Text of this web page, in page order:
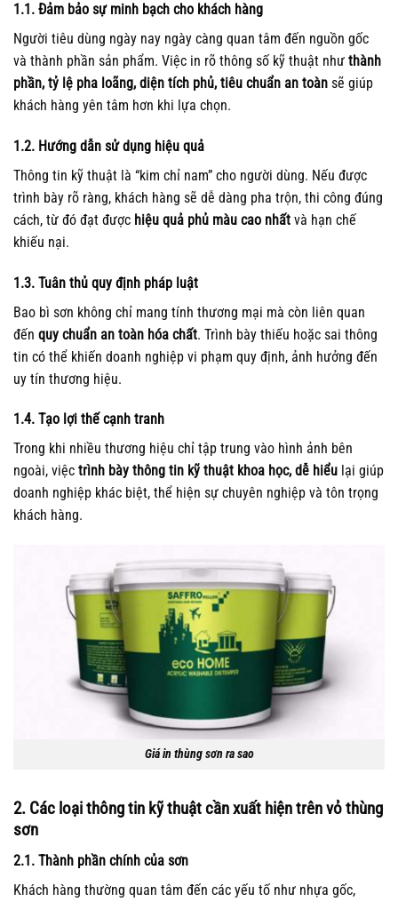
1.1. Đảm bảo sự minh bạch cho khách hàng
Người tiêu dùng ngày nay ngày càng quan tâm đến nguồn gốc
và thành phần sản phẩm. Việc in rõ thông số kỹ thuật như thành
phần, tỷ lệ pha loãng, diện tích phủ, tiêu chuẩn an toàn sẽ giúp
khách hàng yên tâm hơn khi lựa chọn.
1.2. Hướng dẫn sử dụng hiệu quả
Thông tin kỹ thuật là “kim chỉ nam” cho người dùng. Nếu được
trình bày rõ ràng, khách hàng sẽ dễ dàng pha trộn, thi công đúng
cách, từ đó đạt được hiệu quả phủ màu cao nhất và hạn chế
khiếu nại.
1.3. Tuân thủ quy định pháp luật
Bao bì sơn không chỉ mang tính thương mại mà còn liên quan
đến quy chuẩn an toàn hóa chất. Trình bày thiếu hoặc sai thông
tin có thể khiến doanh nghiệp vi phạm quy định, ảnh hưởng đến
uy tín thương hiệu.
1.4. Tạo lợi thế cạnh tranh
Trong khi nhiều thương hiệu chỉ tập trung vào hình ảnh bên
ngoài, việc trình bày thông tin kỹ thuật khoa học, dễ hiểu lại giúp
doanh nghiệp khác biệt, thể hiện sự chuyên nghiệp và tôn trọng
khách hàng.
Giá in thùng sơn ra sao
2. Các loại thông tin kỹ thuật cần xuất hiện trên vỏ thùng
sơn
2.1. Thành phần chính của sơn
Khách hàng thường quan tâm đến các yếu tố như nhựa gốc,